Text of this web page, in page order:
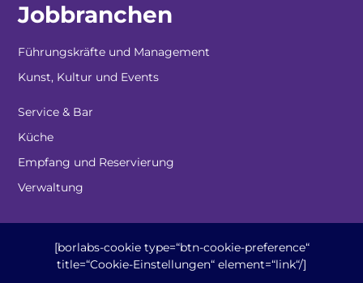
Jobbranchen
Führungskräfte und Management
Kunst, Kultur und Events
Service & Bar
Küche
Empfang und Reservierung
Verwaltung
[borlabs-cookie type=“btn-cookie-preference“
title=“Cookie-Einstellungen“ element=“link“/]